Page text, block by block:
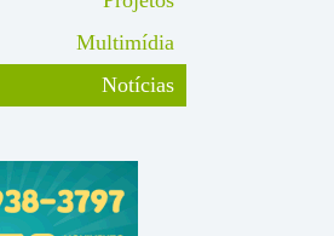
Multimídia
Notícias